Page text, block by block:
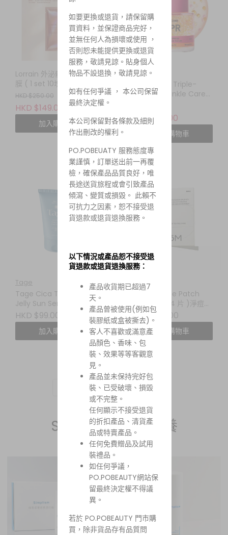
Lorrain 外泌體時光100面
膜 ( 1 set 10塊)
HKD $250.00
HKD $149.00
加入購物車
THOME
THOME CPR Triple-
Synergy Wrinkle Care
HKD $128.00
加入購物車
Tage
Tage Cica Tree Water
Jelly Sun Serum 50ML
積雪草樹水分凝凍防曬精
華
HKD $99.00
加入購物車
EIOM
EIOM Trouble Patch
Mask (一盒 4 片 )淨痘修
護貼片面膜
HKD $150.00
加入購物車
2 3 4 5
Simplism 簡單保養
如要更換或退貨，請保留購
買資料，並保證商品完好，
並無任何人為損壞或使用 ，
否則恕未能提供更換或退貨
服務，敬請見諒。貼身個人
物品不設退換，敬請見諒。
如有任何爭議 ， 本公司保留
最終決定權。
本公司保留對各條款及細則
作出刪改的權利。
PO.POBEUATY 服務態度專
業謹慎，訂單送出前一再覆
檢，確保產品品質良好，唯
長途送貨旅程或會引致產品
傾瀉、變質或損毀。 此賴不
可抗力之因素，恕不接受退
貨退款或退貨退換服務。
以下情況或產品恕不接受退
貨退款或退貨退換服務：
產品收貨期已超過7
天。
產品曾被使用(例如包
裝膠紙或盒被撕去)。
客人不喜歡或滿意產
品顏色、香味、包
裝、效果等等客觀意
見。
產品並未保持完好包
裝、已受破壞、損毀
或不完整。
任何顯示不接受退貨
的折扣產品、清貨產
品或特賣產品。
任何免費贈品及試用
裝禮品。
如任何爭議，
PO.POBEAUTY網站保
留最終決定權不得議
異。
若於 PO.POBEAUTY 門市購
買，除非貨品存有品質問